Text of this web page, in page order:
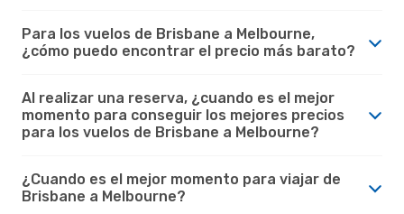
Para los vuelos de Brisbane a Melbourne,
¿cómo puedo encontrar el precio más barato?
Al realizar una reserva, ¿cuando es el mejor
momento para conseguir los mejores precios
para los vuelos de Brisbane a Melbourne?
¿Cuando es el mejor momento para viajar de
Brisbane a Melbourne?